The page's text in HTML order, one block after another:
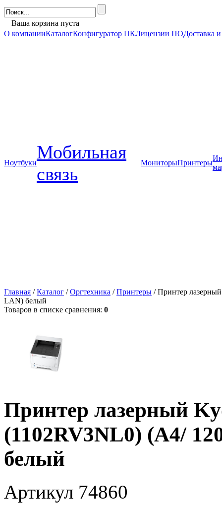
Ваша корзина пуста
О компанииКаталогКонфигуратор ПКЛицензии ПОДоставка
Ноутбуки
Мобильная
связь
МониторыПринтеры
Главная /Каталог /Оргтехника /Принтеры / Принтер
LAN) белый
Товаров в списке сравнения: 0
Принтер лазерный
(1102RV3NL0) (A4/
белый
Артикул 74860